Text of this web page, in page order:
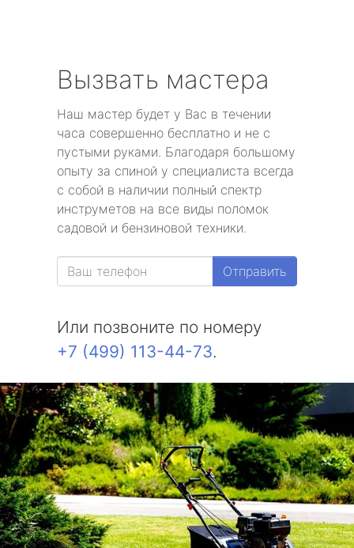
Вызвать мастера
Наш мастер будет у Вас в течении
часа совершенно бесплатно и не с
пустыми руками. Благодаря большому
опыту за спиной у специалиста всегда
с собой в наличии полный спектр
инструметов на все виды поломок
садовой и бензиновой техники.
Отправить
Или позвоните по номеру
+7 (499) 113-44-73.